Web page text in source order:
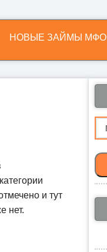
НОВЫЕ ЗАЙМЫ МФО
и тут
нет.